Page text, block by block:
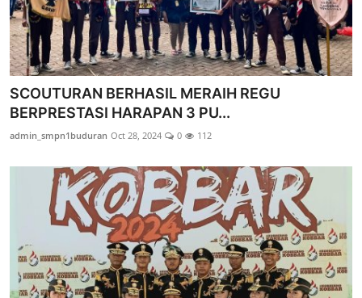
SCOUTURAN BERHASIL MERAIH REGU
BERPRESTASI HARAPAN 3 PU...
admin_smpn1buduran Oct 28, 2024 0 112